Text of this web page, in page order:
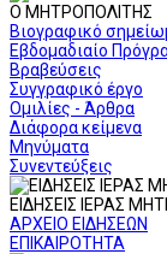
Ο ΜΗΤΡΟΠΟΛΙΤΗΣ
Βιογραφικό
Εβδομαδιαίο
Βραβεύσεις
Συγγραφικό έργο
Ομιλίες - Άρθρα
Διάφορα κείμενα
Μηνύματα
Συνεντεύξεις
ΕΙΔΗΣΕΙΣ ΙΕΡΑΣ
ΑΡΧΕΙΟ ΕΙΔΗΣΕΩΝ
ΕΠΙΚΑΙΡΟΤΗΤΑ